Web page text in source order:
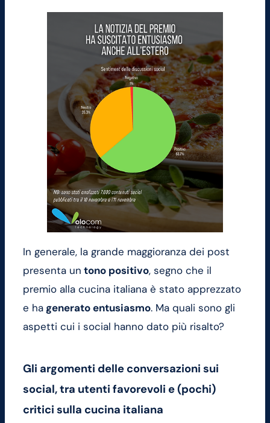
In generale, la grande maggioranza dei post
presenta un tono positivo, segno che il
premio alla cucina italiana è stato apprezzato
e ha generato entusiasmo. Ma quali sono gli
aspetti cui i social hanno dato più risalto?
Gli argomenti delle conversazioni sui
social, tra utenti favorevoli e (pochi)
critici sulla cucina italiana